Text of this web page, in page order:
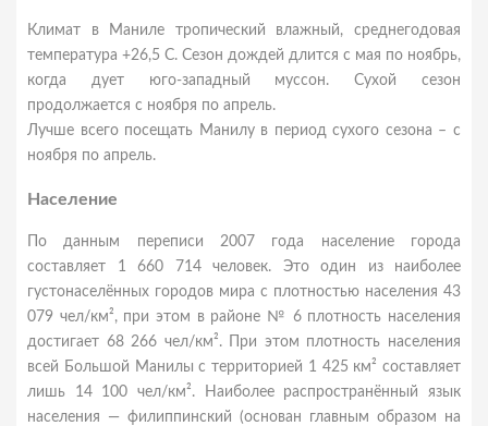
Климат в Маниле тропический влажный, среднегодовая
температура +26,5 С. Сезон дождей длится с мая по ноябрь,
когда дует юго-западный муссон. Сухой сезон
продолжается с ноября по апрель.
Лучше всего посещать Манилу в период сухого сезона – с
ноября по апрель.
Население
По данным переписи 2007 года население города
составляет 1 660 714 человек. Это один из наиболее
густонаселённых городов мира с плотностью населения 43
079 чел/км², при этом в районе № 6 плотность населения
достигает 68 266 чел/км². При этом плотность населения
всей Большой Манилы с территорией 1 425 км² составляет
лишь 14 100 чел/км². Наиболее распространённый язык
населения — филиппинский (основан главным образом на